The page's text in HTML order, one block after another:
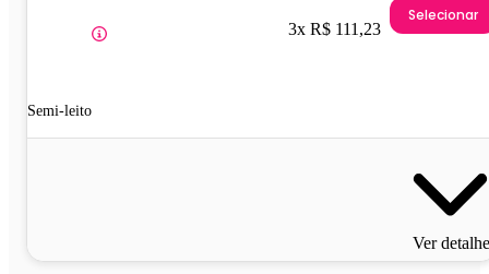
Semi-leito
3x R$ 111,23
Selecionar
Ver